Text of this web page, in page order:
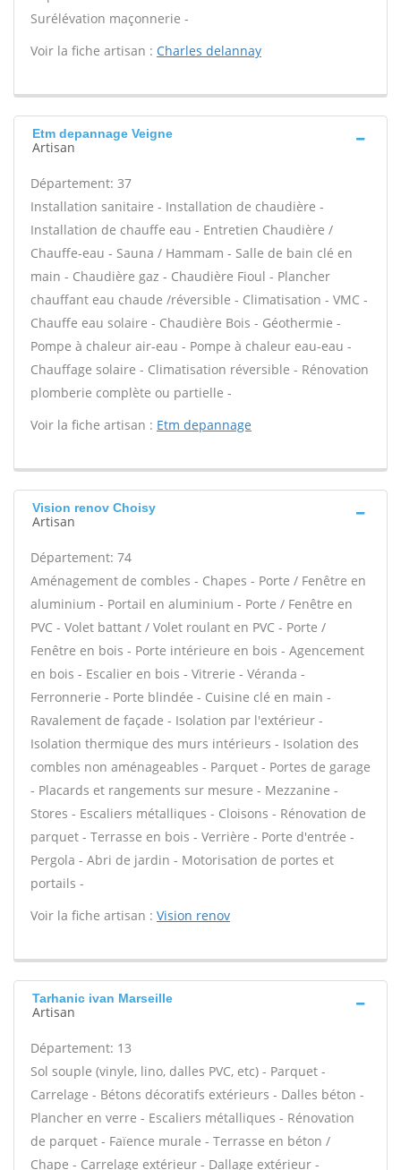
Surélévation maçonnerie -
Voir la fiche artisan : Charles delannay
Etm depannage Veigne
Artisan
Département: 37
Installation sanitaire - Installation de chaudière -
Installation de chauffe eau - Entretien Chaudière /
Chauffe-eau - Sauna / Hammam - Salle de bain clé en
main - Chaudière gaz - Chaudière Fioul - Plancher
chauffant eau chaude /réversible - Climatisation - VMC -
Chauffe eau solaire - Chaudière Bois - Géothermie -
Pompe à chaleur air-eau - Pompe à chaleur eau-eau -
Chauffage solaire - Climatisation réversible - Rénovation
plomberie complète ou partielle -
Voir la fiche artisan : Etm depannage
Vision renov Choisy
Artisan
Département: 74
Aménagement de combles - Chapes - Porte / Fenêtre en
aluminium - Portail en aluminium - Porte / Fenêtre en
PVC - Volet battant / Volet roulant en PVC - Porte /
Fenêtre en bois - Porte intérieure en bois - Agencement
en bois - Escalier en bois - Vitrerie - Véranda -
Ferronnerie - Porte blindée - Cuisine clé en main -
Ravalement de façade - Isolation par l'extérieur -
Isolation thermique des murs intérieurs - Isolation des
combles non aménageables - Parquet - Portes de garage
- Placards et rangements sur mesure - Mezzanine -
Stores - Escaliers métalliques - Cloisons - Rénovation de
parquet - Terrasse en bois - Verrière - Porte d'entrée -
Pergola - Abri de jardin - Motorisation de portes et
portails -
Voir la fiche artisan : Vision renov
Tarhanic ivan Marseille
Artisan
Département: 13
Sol souple (vinyle, lino, dalles PVC, etc) - Parquet -
Carrelage - Bétons décoratifs extérieurs - Dalles béton -
Plancher en verre - Escaliers métalliques - Rénovation
de parquet - Faïence murale - Terrasse en béton /
Chape - Carrelage extérieur - Dallage extérieur -